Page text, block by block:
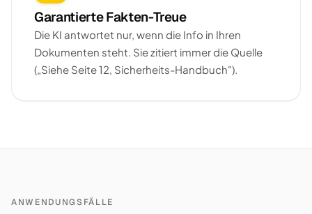
Garantierte Fakten-Treue
Die KI antwortet nur, wenn die Info in Ihren
Dokumenten steht. Sie zitiert immer die Quelle
(„Siehe Seite 12, Sicherheits-Handbuch").
ANWENDUNGSFÄLLE